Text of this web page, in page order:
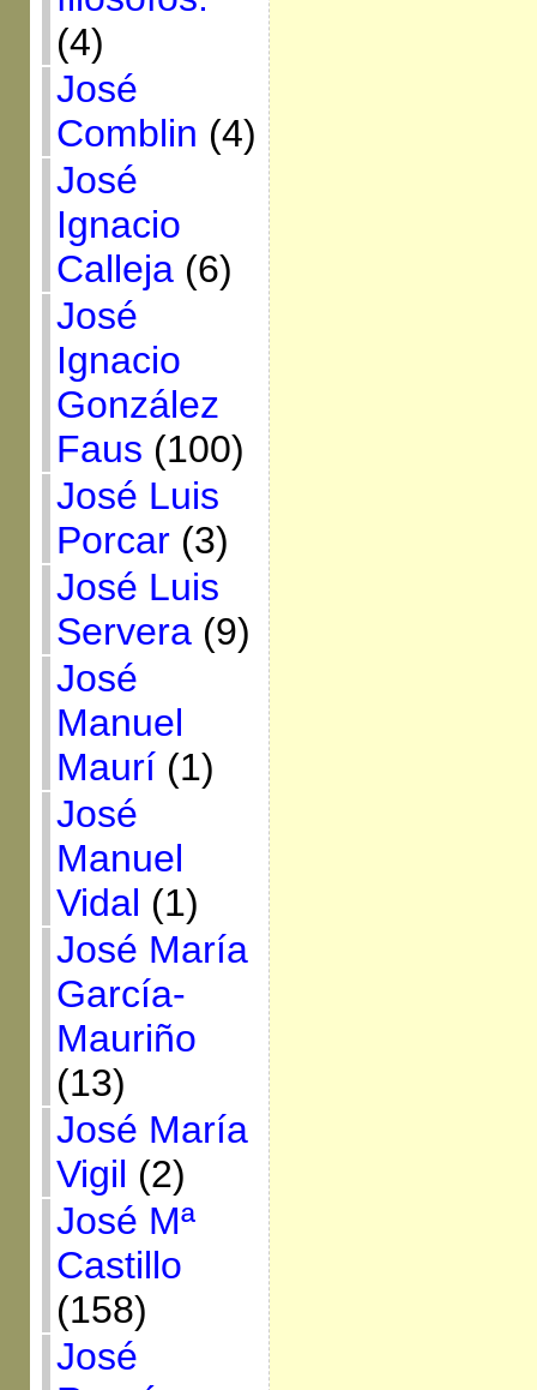
(4)
José
Comblin (4)
José
Ignacio
Calleja(6)
José
Ignacio
González
Faus (100)
José Luis
Porcar(3)
José Luis
Servera(9)
José
Manuel
Maurí(1)
José
Manuel
Vidal (1)
José María
García-
Mauriño
(13)
José María
Vigil (2)
José Mª
Castillo
(158)
José